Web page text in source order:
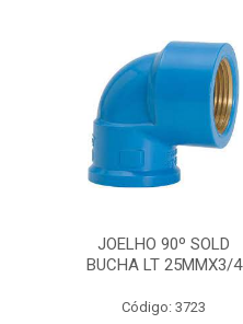
JOELHO 90º SOLD
BUCHA LT 25MMX3/4
Código: 3723